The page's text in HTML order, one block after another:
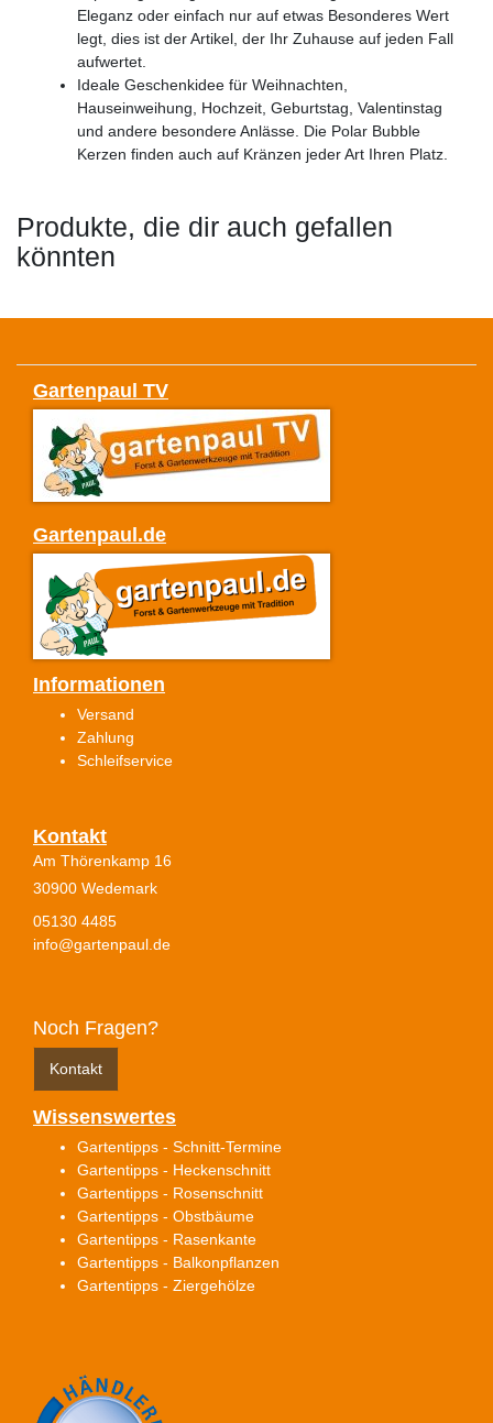
Eleganz oder einfach nur auf etwas Besonderes Wert
legt, dies ist der Artikel, der Ihr Zuhause auf jeden Fall
aufwertet.
Ideale Geschenkidee für Weihnachten,
Hauseinweihung, Hochzeit, Geburtstag, Valentinstag
und andere besondere Anlässe. Die Polar Bubble
Kerzen finden auch auf Kränzen jeder Art Ihren Platz.
Produkte, die dir auch gefallen
könnten
Gartenpaul TV
Gartenpaul.de
Informationen
Versand
Zahlung
Schleifservice
Kontakt
Am Thörenkamp 16
30900 Wedemark
05130 4485
info@gartenpaul.de
Noch Fragen?
Kontakt
Wissenswertes
Gartentipps - Schnitt-Termine
Gartentipps - Heckenschnitt
Gartentipps - Rosenschnitt
Gartentipps - Obstbäume
Gartentipps - Rasenkante
Gartentipps - Balkonpflanzen
Gartentipps - Ziergehölze